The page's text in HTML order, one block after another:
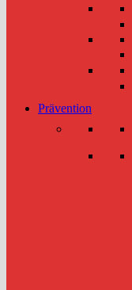
Prävention